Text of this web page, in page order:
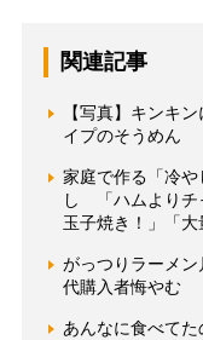
関連記事
【写真】キンキ
イプのそうめん
家庭で作る「冷
し 「ハムよりチ
玉子焼き！」「大
がっつりラーメ
代購入者悔やむ
あんなに食べて